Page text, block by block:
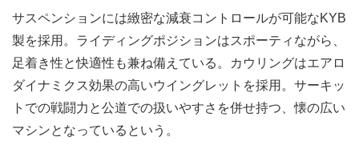
サスペンションには緻密な減衰コントロールが可能なKYB
製を採用。ライディングポジションはスポーティながら、
足着き性と快適性も兼ね備えている。カウリングはエアロ
ダイナミクス効果の高いウイングレットを採用。サーキッ
トでの戦闘力と公道での扱いやすさを併せ持つ、懐の広い
マシンとなっているという。